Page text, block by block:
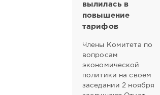
вылилась в
повышение
тарифов
Члены Комитета по
вопросам
экономической
политики на своем
заседании 2 ноября